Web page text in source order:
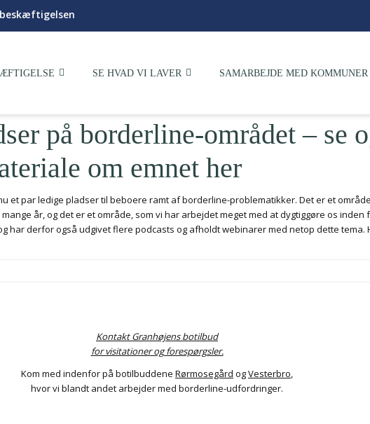
SE HVAD VI LAVER SAMARBEJDE MED
på borderline-området – se
om emnet her
et par ledige pladser til beboere ramt af borderline-problematikker. Det er et
år, og det er et område, som vi har arbejdet meget med at dygtiggøre os inden
har derfor også udgivet flere podcasts og afholdt webinarer med netop dette tema.
Kontakt Granhøjens botilbud
for visitationer og forespørgsler.
Kom med indenfor på botilbuddene Rørmosegård ogVesterbro,
hvor vi blandt andet arbejder med borderline-udfordringer.